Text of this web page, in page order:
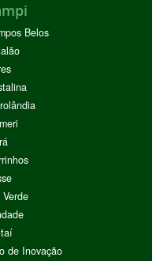
Belos
de Inovação